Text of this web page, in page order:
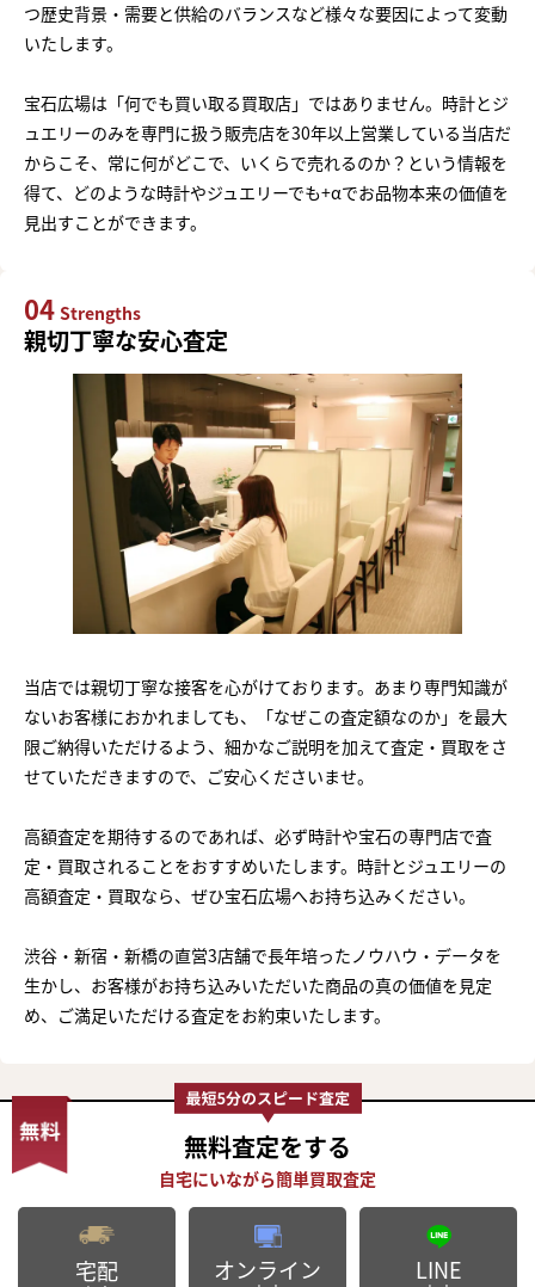
つ歴史背景・需要と供給のバランスなど様々な要因によって変動
いたします。
宝石広場は「何でも買い取る買取店」ではありません。時計とジ
ュエリーのみを専門に扱う販売店を30年以上営業している当店だ
からこそ、常に何がどこで、いくらで売れるのか？という情報を
得て、どのような時計やジュエリーでも+αでお品物本来の価値を
見出すことができます。
04 Strengths
親切丁寧な安心査定
当店では親切丁寧な接客を心がけております。あまり専門知識が
ないお客様におかれましても、「なぜこの査定額なのか」を最大
限ご納得いただけるよう、細かなご説明を加えて査定・買取をさ
せていただきますので、ご安心くださいませ。
高額査定を期待するのであれば、必ず時計や宝石の専門店で査
定・買取されることをおすすめいたします。時計とジュエリーの
高額査定・買取なら、ぜひ宝石広場へお持ち込みください。
渋谷・新宿・新橋の直営3店舗で長年培ったノウハウ・データを
生かし、お客様がお持ち込みいただいた商品の真の価値を見定
め、ご満足いただける査定をお約束いたします。
無料査定をする
宅配 オンライン LINE